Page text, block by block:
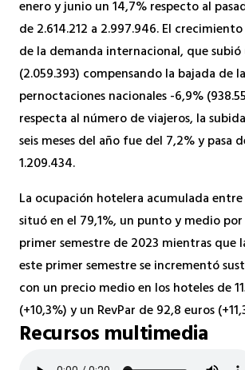
enero y junio un 14,7% respecto al
de 2.614.212 a 2.997.946. El
de la demanda internacional, que
(2.059.393) compensando la bajada de
pernoctaciones nacionales -6,9%
respecta al número de viajeros, la
seis meses del año fue del 7,2% y pasa
1.209.434.
La ocupación hotelera acumulada
situó en el 79,1%, un punto y medio
primer semestre de 2023 mientras que
este primer semestre se incrementó
con un precio medio en los hoteles de
(+10,3%) y un RevPar de 92,8 euros
Recursos multimedia